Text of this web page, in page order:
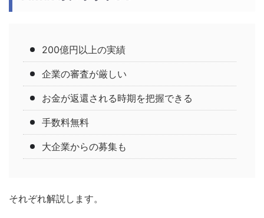
200億円以上の実績
企業の審査が厳しい
お金が返還される時期を把握できる
手数料無料
大企業からの募集も
それぞれ解説します。